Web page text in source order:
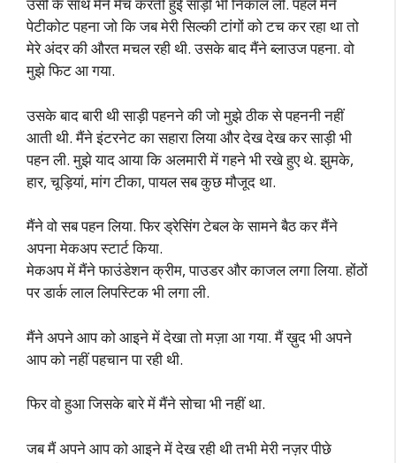
पेटीकोट पहना जो कि जब मेरी सिल्की टांगों को टच कर रहा था तो
मेरे अंदर की औरत मचल रही थी. उसके बाद मैंने ब्लाउज पहना. वो
मुझे फिट आ गया.
उसके बाद बारी थी साड़ी पहनने की जो मुझे ठीक से पहननी नहीं
आती थी. मैंने इंटरनेट का सहारा लिया और देख देख कर साड़ी भी
पहन ली. मुझे याद आया कि अलमारी में गहने भी रखे हुए थे. झुमके,
हार, चूड़ियां, मांग टीका, पायल सब कुछ मौजूद था.
मैंने वो सब पहन लिया. फिर ड्रेसिंग टेबल के सामने बैठ कर मैंने
अपना मेकअप स्टार्ट किया.
मेकअप में मैंने फाउंडेशन क्रीम, पाउडर और काजल लगा लिया. होंठों
पर डार्क लाल लिपस्टिक भी लगा ली.
मैंने अपने आप को आइने में देखा तो मज़ा आ गया. मैं ख़ुद भी अपने
आप को नहीं पहचान पा रही थी.
फिर वो हुआ जिसके बारे में मैंने सोचा भी नहीं था.
जब मैं अपने आप को आइने में देख रही थी तभी मेरी नज़र पीछे